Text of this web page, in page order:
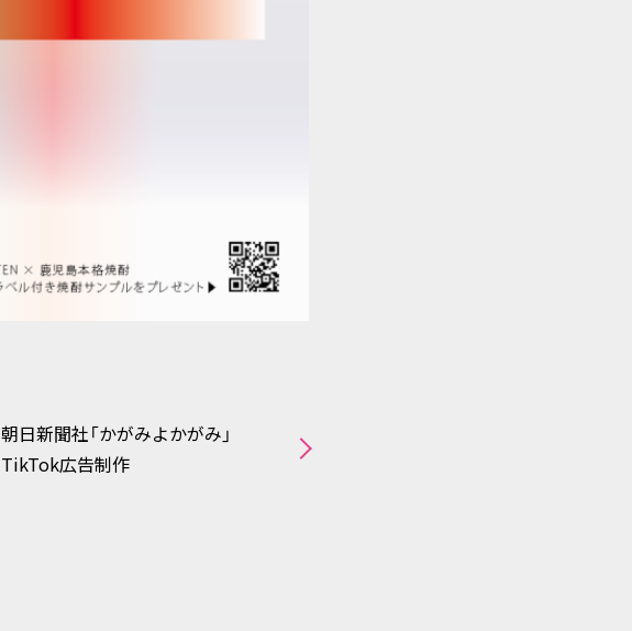
朝日新聞社「かがみよかがみ」
TikTok広告制作